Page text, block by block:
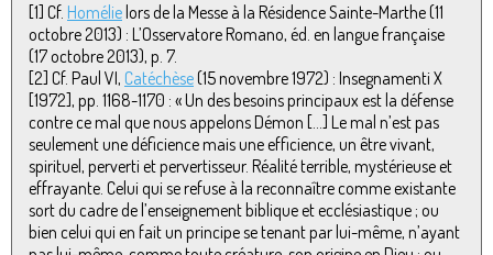
[1] Cf. Homélie lors de la Messe à la Résidence Sainte-Marthe (11
octobre 2013) : L’Osservatore Romano, éd. en langue française
(17 octobre 2013), p. 7.
[2] Cf. Paul VI, Catéchèse(15 novembre 1972) : Insegnamenti X
[1972], pp. 1168-1170 : « Un des besoins principaux est la défense
contre ce mal que nous appelons Démon […] Le mal n’est pas
seulement une déficience mais une efficience, un être vivant,
spirituel, perverti et pervertisseur. Réalité terrible, mystérieuse et
effrayante. Celui qui se refuse à la reconnaître comme existante
sort du cadre de l’enseignement biblique et ecclésiastique ; ou
bien celui qui en fait un principe se tenant par lui-même, n’ayant